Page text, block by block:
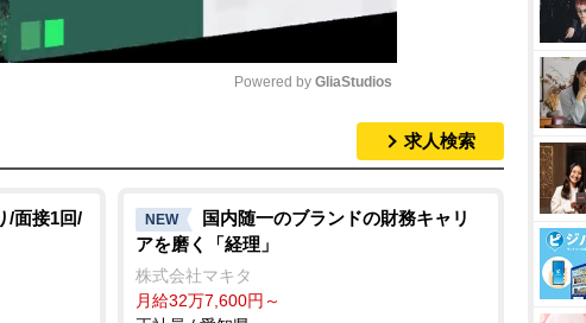
t
Powered by GliaStudios
求人検索
/面接1回/
NEW
国内随一のブランドの財務キャリ
アを磨く「経理」
株式会社マキタ
月給32万7,600円～